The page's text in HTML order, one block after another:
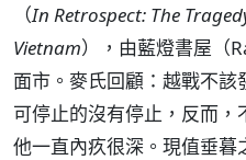
（In Retrospect: The
Vietnam），由藍燈書屋（
面市。麥氏回顧：越戰不
可停止的沒有停止，反而，
他一直內疚很深。現值垂